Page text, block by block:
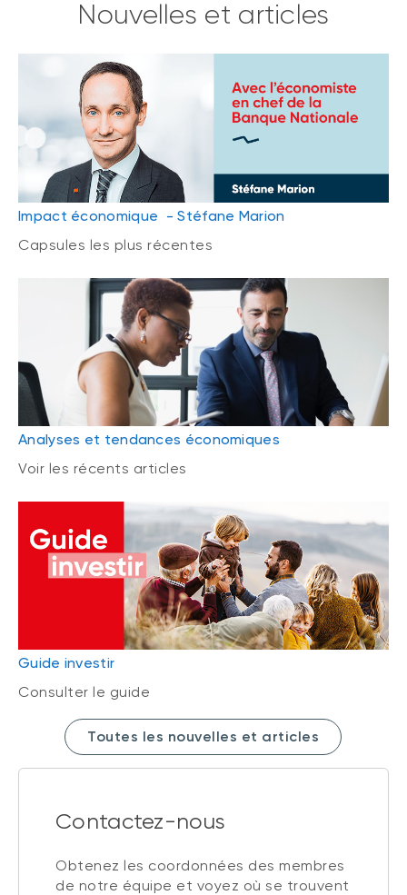
Nouvelles et articles
Impact économique - Stéfane Marion
Capsules les plus récentes
Analyses et tendances économiques
Voir les récents articles
Guide investir
Consulter le guide
Toutes les nouvelles et articles
Contactez-nous
Obtenez les coordonnées des membres
de notre équipe et voyez où se trouvent